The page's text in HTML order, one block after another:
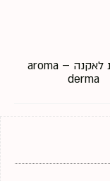
תמצית לאקנה – aroma
derma